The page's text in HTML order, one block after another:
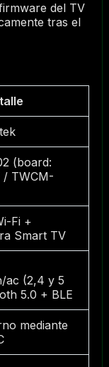
del TV
tras el
(board:
/ TWCM-
Fi +
Smart TV
ac (2,4 y 5
5.0 + BLE
mediante